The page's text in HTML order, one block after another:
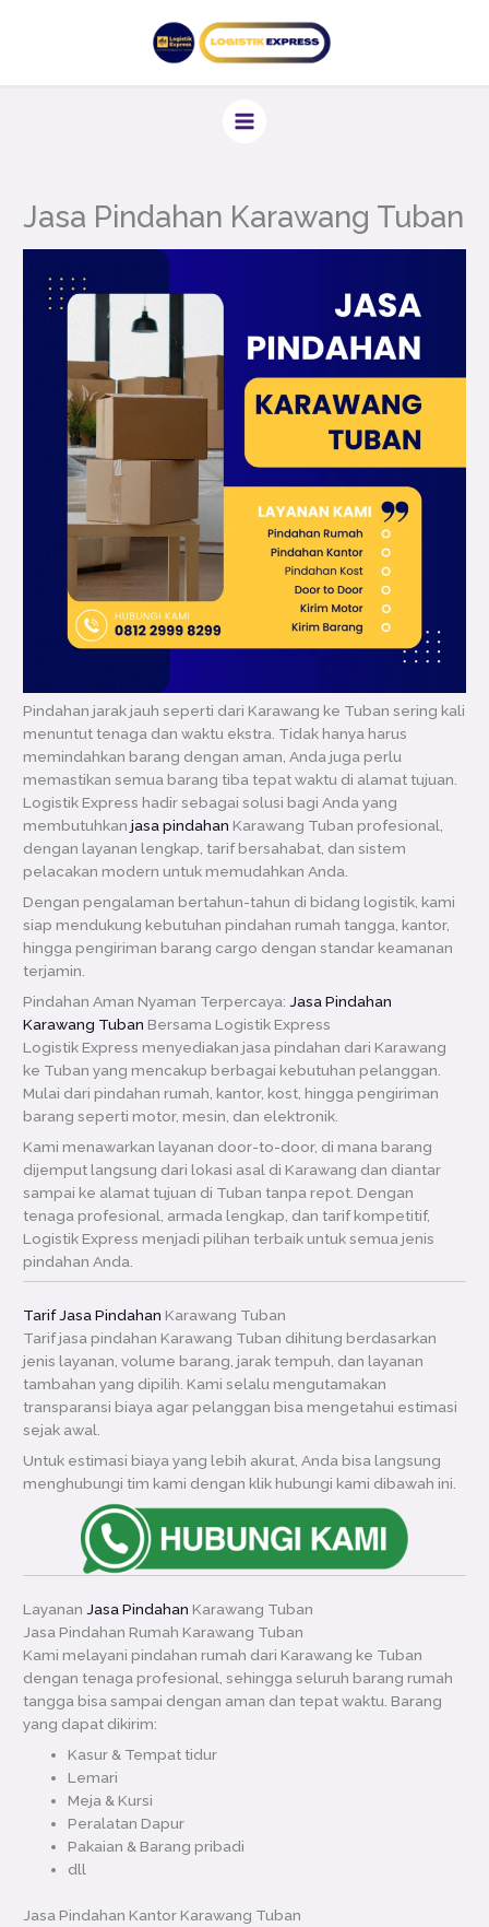
Jasa Pindahan Karawang Tuban
Pindahan jarak jauh seperti dari Karawang ke Tuban sering kali
menuntut tenaga dan waktu ekstra. Tidak hanya harus
memindahkan barang dengan aman, Anda juga perlu
memastikan semua barang tiba tepat waktu di alamat tujuan.
Logistik Express hadir sebagai solusi bagi Anda yang
membutuhkanjasa pindahan Karawang Tuban profesional,
dengan layanan lengkap, tarif bersahabat, dan sistem
pelacakan modern untuk memudahkan Anda.
Dengan pengalaman bertahun-tahun di bidang logistik, kami
siap mendukung kebutuhan pindahan rumah tangga, kantor,
hingga pengiriman barang cargo dengan standar keamanan
terjamin.
Pindahan Aman Nyaman Terpercaya: Jasa Pindahan
Karawang Tuban Bersama Logistik Express
Logistik Express menyediakan jasa pindahan dari Karawang
ke Tuban yang mencakup berbagai kebutuhan pelanggan.
Mulai dari pindahan rumah, kantor, kost, hingga pengiriman
barang seperti motor, mesin, dan elektronik.
Kami menawarkan layanan door-to-door, di mana barang
dijemput langsung dari lokasi asal di Karawang dan diantar
sampai ke alamat tujuan di Tuban tanpa repot. Dengan
tenaga profesional, armada lengkap, dan tarif kompetitif,
Logistik Express menjadi pilihan terbaik untuk semua jenis
pindahan Anda.
Tarif Jasa Pindahan Karawang Tuban
Tarif jasa pindahan Karawang Tuban dihitung berdasarkan
jenis layanan, volume barang, jarak tempuh, dan layanan
tambahan yang dipilih. Kami selalu mengutamakan
transparansi biaya agar pelanggan bisa mengetahui estimasi
sejak awal.
Untuk estimasi biaya yang lebih akurat, Anda bisa langsung
menghubungi tim kami dengan klik hubungi kami dibawah ini.
LayananJasa Pindahan Karawang Tuban
Jasa Pindahan Rumah Karawang Tuban
Kami melayani pindahan rumah dari Karawang ke Tuban
dengan tenaga profesional, sehingga seluruh barang rumah
tangga bisa sampai dengan aman dan tepat waktu. Barang
yang dapat dikirim:
Kasur & Tempat tidur
Lemari
Meja & Kursi
Peralatan Dapur
Pakaian & Barang pribadi
dll
Jasa Pindahan Kantor Karawang Tuban